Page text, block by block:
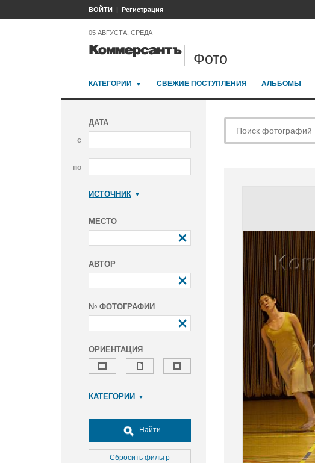
ВОЙТИ Регистрация
05 АВГУСТА, СРЕДА
Фото
КАТЕГОРИИ СВЕЖИЕ ПОСТУПЛЕНИЯ АЛЬБОМЫ
ДАТА
с
по
ИСТОЧНИК
МЕСТО
АВТОР
№ ФОТОГРАФИИ
ОРИЕНТАЦИЯ
КАТЕГОРИИ
Досуг, туризм и отдых
Культура
Медицина
Найти
Сбросить фильтр